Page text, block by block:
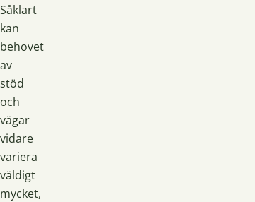
Såklart
kan
behovet
av
stöd
och
vägar
vidare
variera
väldigt
mycket,